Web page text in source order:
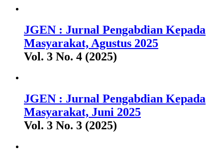
JGEN : Jurnal Pengabdian Kepada
Masyarakat, Agustus 2025
Vol. 3 No. 4 (2025)
JGEN : Jurnal Pengabdian Kepada
Masyarakat, Juni 2025
Vol. 3 No. 3 (2025)